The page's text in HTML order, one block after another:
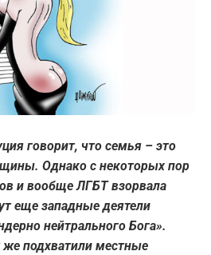
говорит, что семья – это
Однако с некоторых пор
и вообще ЛГБТ взорвала
еще западные деятели
нейтрального Бога».
подхватили местные